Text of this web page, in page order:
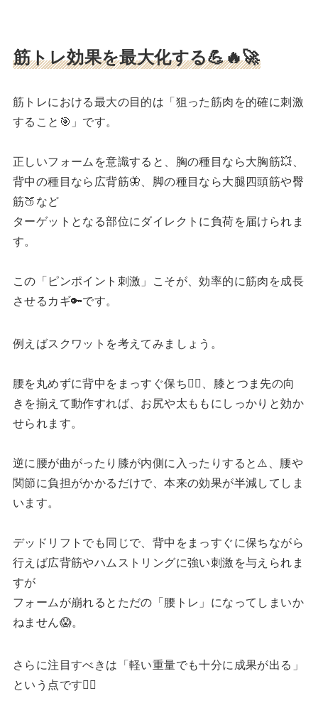
筋トレ効果を最大化する💪🔥🚀
筋トレにおける最大の目的は「狙った筋肉を的確に刺激
すること🎯」です。
正しいフォームを意識すると、胸の種目なら大胸筋💥、
背中の種目なら広背筋🦋、脚の種目なら大腿四頭筋や臀
筋🍑など
ターゲットとなる部位にダイレクトに負荷を届けられま
す。
この「ピンポイント刺激」こそが、効率的に筋肉を成長
させるカギ🔑です。
例えばスクワットを考えてみましょう。
腰を丸めずに背中をまっすぐ保ち🧍‍♂️、膝とつま先の向
きを揃えて動作すれば、お尻や太ももにしっかりと効か
せられます。
逆に腰が曲がったり膝が内側に入ったりすると⚠️、腰や
関節に負担がかかるだけで、本来の効果が半減してしま
います。
デッドリフトでも同じで、背中をまっすぐに保ちながら
行えば広背筋やハムストリングに強い刺激を与えられま
すが
フォームが崩れるとただの「腰トレ」になってしまいか
ねません😱。
さらに注目すべきは「軽い重量でも十分に成果が出る」
という点です🏋️‍♂️